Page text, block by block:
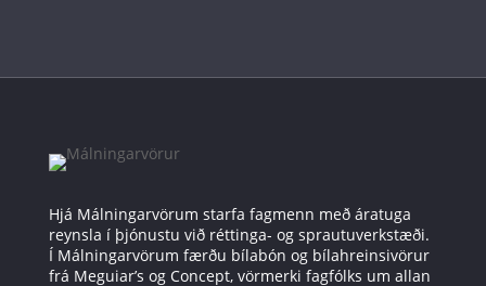
Hjá Málningarvörum starfa fagmenn með áratuga
reynsla í þjónustu við réttinga- og sprautuverkstæði.
Í Málningarvörum færðu bílabón og bílahreinsivörur
frá Meguiar’s og Concept, vörmerki fagfólks um allan